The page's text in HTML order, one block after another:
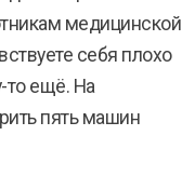
медицинской
себя плохо
то ещё. На
пять машин